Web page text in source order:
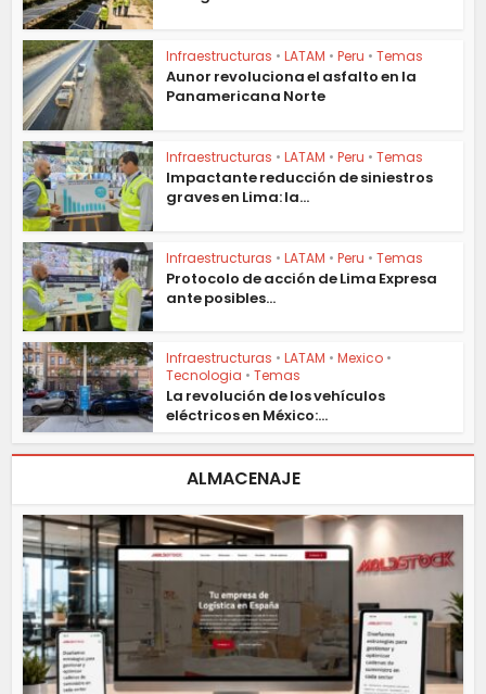
Infraestructuras • LATAM • Peru • Temas
Aunor revoluciona el asfalto en la
Panamericana Norte
Infraestructuras • LATAM • Peru • Temas
Impactante reducción de siniestros
graves en Lima: la...
Infraestructuras • LATAM • Peru • Temas
Protocolo de acción de Lima Expresa
ante posibles...
Infraestructuras • LATAM • Mexico •
Tecnologia • Temas
La revolución de los vehículos
eléctricos en México:...
ALMACENAJE